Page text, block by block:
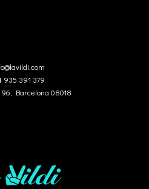
935 391 379
Barcelona 08018